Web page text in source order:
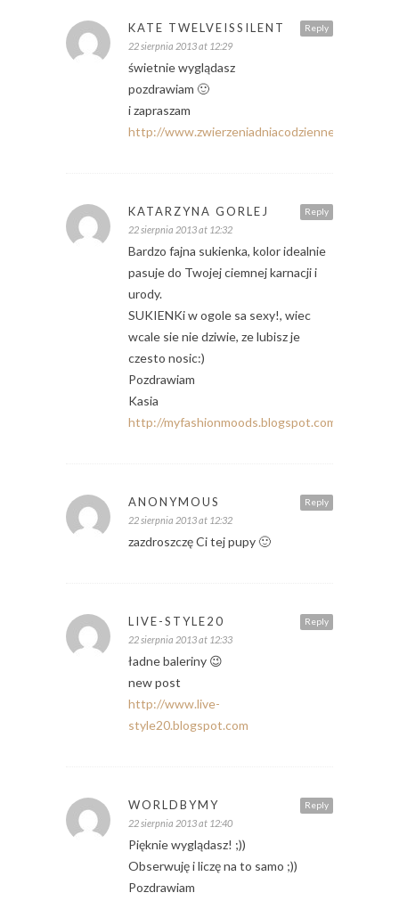
Reply
KATE TWELVEISSILENT
22 sierpnia 2013 at 12:29
świetnie wyglądasz
pozdrawiam 🙂
i zapraszam
http://
Reply
KATARZYNA GORLEJ
22 sierpnia 2013 at 12:32
Bardzo fajna sukienka, kolor idealnie
pasuje do Twojej ciemnej karnacji i
urody.
SUKIENKi w ogole sa sexy!, wiec
wcale sie nie dziwie, ze lubisz je
czesto nosic:)
Pozdrawiam
Kasia
http://myfashionmoods.blogspot.com/
Reply
ANONYMOUS
22 sierpnia 2013 at 12:32
zazdroszczę Ci tej pupy 🙂
Reply
LIVE-STYLE20
22 sierpnia 2013 at 12:33
ładne baleriny 😉
new post
http://www.live-
style20.blogspot.com
Reply
WORLDBYMY
22 sierpnia 2013 at 12:40
Pięknie wyglądasz! ;))
Obserwuję i liczę na to samo ;))
Pozdrawiam